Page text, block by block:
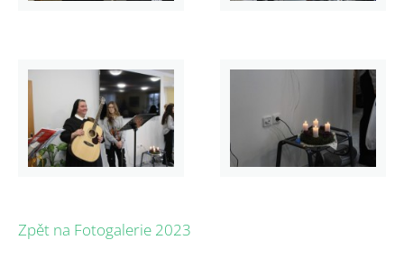
Zpět na Fotogalerie 2023